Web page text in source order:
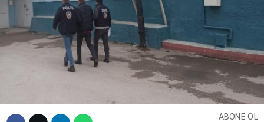
Facebook
Instagram
ABONE OL